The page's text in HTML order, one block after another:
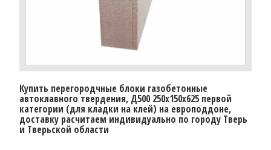
Купить перегородчные блоки газобетонные
автоклавного твердения, Д500 250x150x625 первой
категории (для кладки на клей) на европоддоне,
доставку расчитаем индивидуально по городу Тверь
и Тверьской области